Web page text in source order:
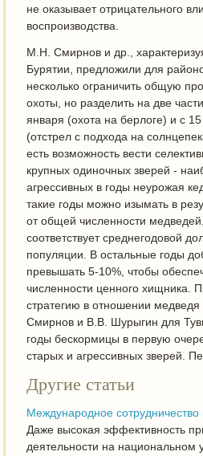
не оказывает отрицательного
воспроизводства.
М.Н. Смирнов и др.,
Бурятии, предложили для
несколько ограничить общую
охоты, но разделить на две
января (охота на берлоге) и с
(отстрел с подхода на
есть возможность вести
крупных одиночных зверей -
агрессивных в годы неурожая
такие годы можно изымать в
от общей численности
соответствует среднегодовой
популяции. В остальные годы
превышать 5-10%, чтобы
численности ценного хищника.
стратегию в отношении
Смирнов и В.В. Шурыгин для
годы бескормицы в первую
старых и агрессивных зверей.
Другие статьи
Международное сотрудничество
Даже высокая эффективность
деятельности на национальном